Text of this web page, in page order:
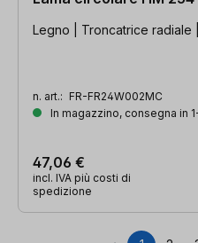
Legno | Troncatrice radiale
n. art.: FR-FR24W002MC
In magazzino, consegna in
47,06 €
incl. IVA più costi di
spedizione